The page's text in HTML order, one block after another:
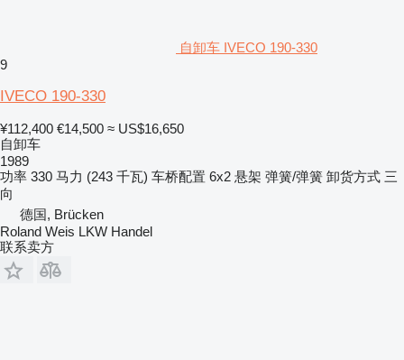
自卸车 IVECO 190-330
9
IVECO 190-330
¥112,400 €14,500 ≈ US$16,650
自卸车
1989
功率 330 马力 (243 千瓦) 车桥配置 6x2 悬架 弹簧/弹簧 卸货方式 三
向
德国, Brücken
Roland Weis LKW Handel
联系卖方